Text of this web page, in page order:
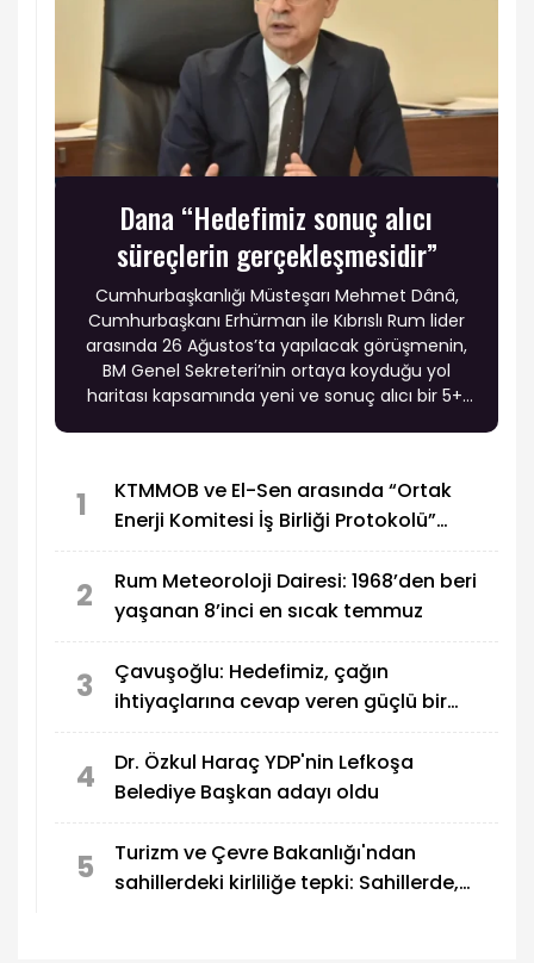
Dana “Hedefimiz sonuç alıcı
süreçlerin gerçekleşmesidir”
Cumhurbaşkanlığı Müsteşarı Mehmet Dânâ,
Cumhurbaşkanı Erhürman ile Kıbrıslı Rum lider
arasında 26 Ağustos’ta yapılacak görüşmenin,
BM Genel Sekreteri’nin ortaya koyduğu yol
haritası kapsamında yeni ve sonuç alıcı bir 5+1
1
KTMMOB ve El-Sen arasında “Ortak
Enerji Komitesi İş Birliği Protokolü”
2
Rum Meteoroloji Dairesi: 1968’den beri
yaşanan 8’inci en sıcak temmuz
3
Çavuşoğlu: Hedefimiz, çağın
ihtiyaçlarına cevap veren güçlü bir
4
Dr. Özkul Haraç YDP'nin Lefkoşa
Belediye Başkan adayı oldu
5
Turizm ve Çevre Bakanlığı'ndan
sahillerdeki kirliliğe tepki: Sahillerde,